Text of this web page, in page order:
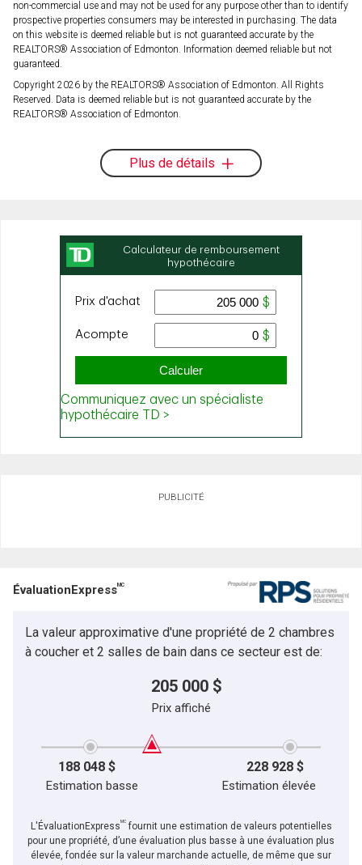
non-commercial use and may not be used for any purpose other than to identify
prospective properties consumers may be interested in purchasing. The data
on this website is deemed reliable but is not guaranteed accurate by the
REALTORS® Association of Edmonton. Information deemed reliable but not
guaranteed.
Copyright 2026 by the REALTORS® Association of Edmonton. All Rights
Reserved. Data is deemed reliable but is not guaranteed accurate by the
REALTORS® Association of Edmonton.
Plus de détails
PUBLICITÉ
ÉvaluationExpressMC
La valeur approximative d'une propriété de 2 chambres
à coucher et 2 salles de bain dans ce secteur est de:
205 000 $
Prix affiché
188 048 $ 228 928 $
Estimation basse Estimation élevée
L'ÉvaluationExpressMCfournit une estimation de valeurs potentielles
pour une propriété, d’une évaluation plus basse à une évaluation plus
élevée, fondée sur la valeur marchande actuelle, de même que sur